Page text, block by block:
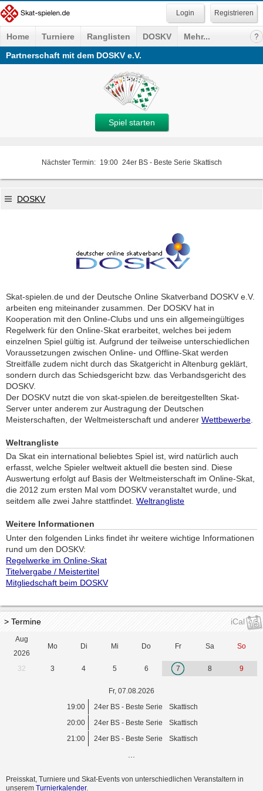
Registrieren
Home Turniere Ranglisten DOSKV
Mehr...
Partnerschaft mit dem DOSKV e.V.
Spiel starten
Nächster Termin: 19:00 24er BS - Beste Serie Skattisch
DOSKV
Skat-spielen.de und der Deutsche Online Skatverband DOSKV e.V.
arbeiten eng miteinander zusammen. Der DOSKV hat in
Kooperation mit den Online-Clubs und uns ein allgemeingültiges
Regelwerk für den Online-Skat erarbeitet, welches bei jedem
einzelnen Spiel gültig ist. Aufgrund der teilweise unterschiedlichen
Voraussetzungen zwischen Online- und Offline-Skat werden
Streitfälle zudem nicht durch das Skatgericht in Altenburg geklärt,
sondern durch das Schiedsgericht bzw. das Verbandsgericht des
DOSKV.
Der DOSKV nutzt die von skat-spielen.de bereitgestellten Skat-
Server unter anderem zur Austragung der Deutschen
Meisterschaften, der Weltmeisterschaft und anderer Wettbewerbe
Weltrangliste
Da Skat ein international beliebtes Spiel ist, wird natürlich auch
erfasst, welche Spieler weltweit aktuell die besten sind. Diese
Auswertung erfolgt auf Basis der Weltmeisterschaft im Online-Skat,
die 2012 zum ersten Mal vom DOSKV veranstaltet wurde, und
seitdem alle zwei Jahre stattfindet. Weltrangliste
Weitere Informationen
Unter den folgenden Links findet ihr weitere wichtige Informationen
rund um den DOSKV:
Regelwerke im Online-Skat
Titelvergabe / Meistertitel
Mitgliedschaft beim DOSKV
> Termine iCal
Aug
2026
Mo Di Mi Do Fr Sa So
32 3 4 5 6 7 8 9
Fr, 07.08.2026
19:00
24er BS - Beste Serie
Skattisch
20:00
24er BS - Beste Serie
Skattisch
21:00
24er BS - Beste Serie Skattisch
Preisskat, Turniere und Skat-Events von unterschiedlichen Veranstaltern in
unserem Turnierkalender.